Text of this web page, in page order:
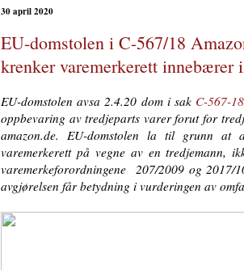
30 april 2020
EU-domstolen i C-567/18
krenker varemerkerett innebærer
EU-domstolen avsa 2.4.20 dom i sak C-567-
oppbevaring av tredjeparts varer forut for
amazon.de. EU-domstolen la til grunn
varemerkerett på vegne av en tredjemann,
varemerkeforordningene 207/2009 og 2017/
avgjørelsen får betydning i vurderingen av